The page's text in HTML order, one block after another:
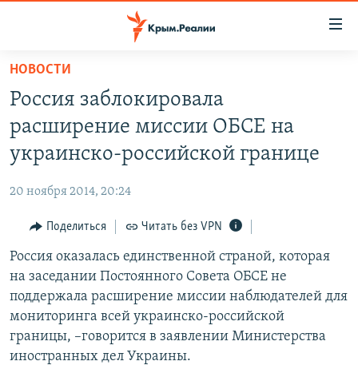
Вернуться
основному
содержанию
Вернутся
главной
навигации
Вернутся
поиску
11 ЛЕТ ОККУПАЦИИ КРЫМА. 11 ИСТОРИЙ СОПРОТИВЛЕНИЯ
ВОДА
ЕЩЕ
ИНТЕРАКТИВ
ИНФОГРАФИКА
ТЕЛЕПРОЕКТ КРЫМ.РЕАЛИИ
СОВЕТЫ ПРАВОЗАЩИТНИКОВ
ПРОПАВШИЕ БЕЗ ВЕСТИ
РАДІО СВОБОДА
КАК ОБОЙТИ БЛОКИРОВКУ
Українською
Qırımtatar
НОВОСТИ
Россия заблокировала
расширение миссии ОБСЕ на
украинско-российской границе
20 ноября 2014, 20:24
Поделиться Читать без VPN
Россия оказалась единственной страной, которая
на заседании Постоянного Совета ОБСЕ не
поддержала расширение миссии наблюдателей для
мониторинга всей украинско-российской
границы, –говорится в заявлении Министерства
иностранных дел Украины.